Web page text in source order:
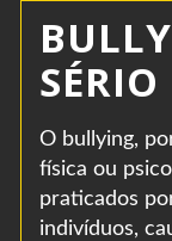
SÉRIO
O bullying,
física ou
praticados
indivíduos,